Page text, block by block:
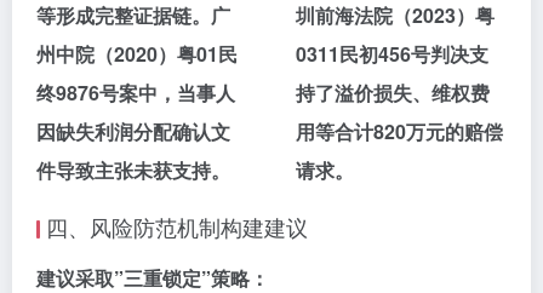
等形成完整证据链。广
州中院（2020）粤01民
终9876号案中，当事人
因缺失利润分配确认文
件导致主张未获支持。
圳前海法院（2023）粤
0311民初456号判决支
持了溢价损失、维权费
用等合计820万元的赔偿
请求。
四、风险防范机制构建建议
建议采取”三重锁定”策略：